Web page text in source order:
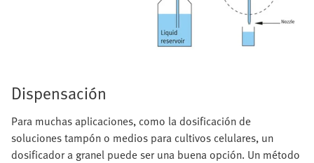
Dispensación
Para muchas aplicaciones, como la dosificación de
soluciones tampón o medios para cultivos celulares, un
dosificador a granel puede ser una buena opción. Un método